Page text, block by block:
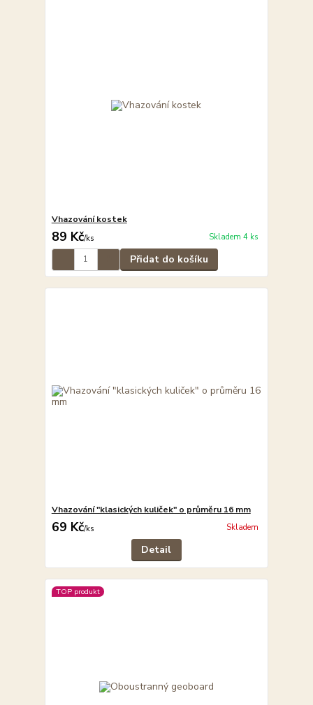
Vhazování kostek
89 Kč/ks Skladem 4 ks
Přidat do košíku
Vhazování "klasických kuliček" o průměru 16 mm
69 Kč/ks Skladem
Detail
TOP produkt